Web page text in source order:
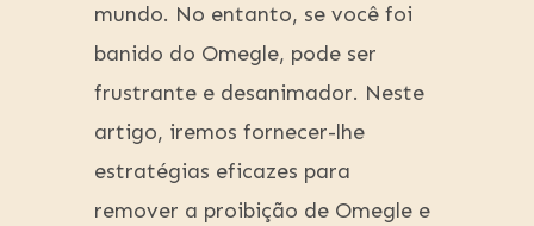
mundo. No entanto, se você foi
banido do Omegle, pode ser
frustrante e desanimador. Neste
artigo, iremos fornecer-lhe
estratégias eficazes para
remover a proibição de⁤ Omegle e